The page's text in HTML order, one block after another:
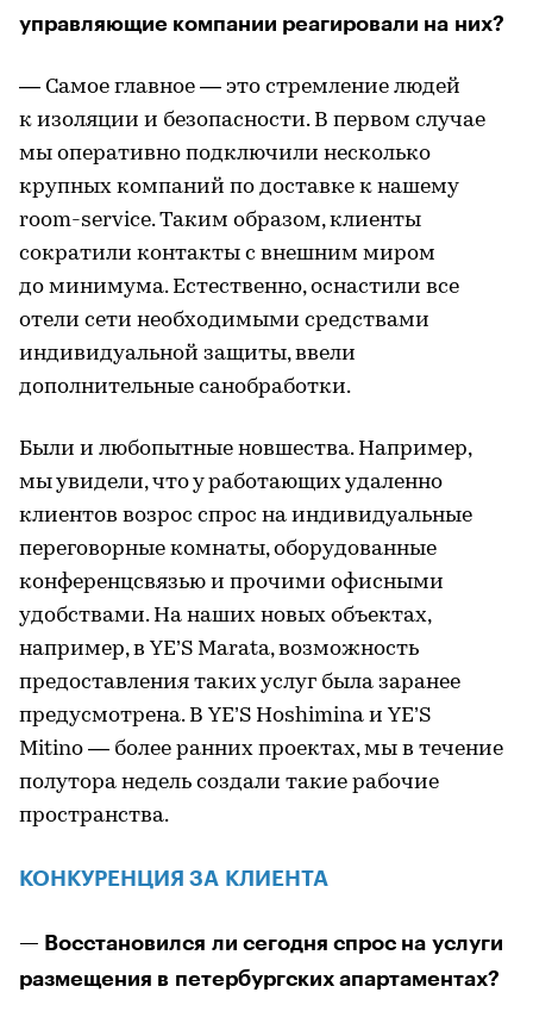
управляющие компании реагировали на них?
— Самое главное — это стремление людей
к изоляции и безопасности. В первом случае
мы оперативно подключили несколько
крупных компаний по доставке к нашему
room-service. Таким образом, клиенты
сократили контакты с внешним миром
до минимума. Естественно, оснастили все
отели сети необходимыми средствами
индивидуальной защиты, ввели
дополнительные санобработки.
Были и любопытные новшества. Например,
мы увидели, что у работающих удаленно
клиентов возрос спрос на индивидуальные
переговорные комнаты, оборудованные
конференцсвязью и прочими офисными
удобствами. На наших новых объектах,
например, в YE’S Marata, возможность
предоставления таких услуг была заранее
предусмотрена. В YE’S Hoshimina и YE’S
Мitino — более ранних проектах, мы в течение
полутора недель создали такие рабочие
пространства.
КОНКУРЕНЦИЯ ЗА КЛИЕНТА
— Восстановился ли сегодня спрос на услуги
размещения в петербургских апартаментах?